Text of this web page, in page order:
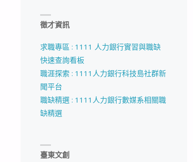
徵才資訊
求職專區 : 1111 人力銀行實習與職缺
快速查詢看板
職涯探索 : 1111人力銀行科技島社群新
聞平台
職缺精選 : 1111人力銀行數媒系相關職
缺精選
臺東文創